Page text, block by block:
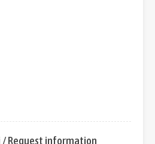
Request information